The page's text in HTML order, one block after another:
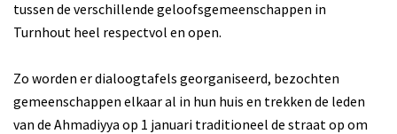
tussen de verschillende geloofsgemeenschappen in
Turnhout heel respectvol en open.
Zo worden er dialoogtafels georganiseerd, bezochten
gemeenschappen elkaar al in hun huis en trekken de leden
van de Ahmadiyya op 1 januari traditioneel de straat op om